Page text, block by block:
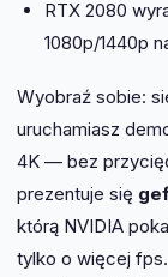
RTX 2080
1080p/1440p
Wyobraź sobie:
uruchamiasz
4K — bez
prezentuje się
którą NVIDIA
tylko o więcej